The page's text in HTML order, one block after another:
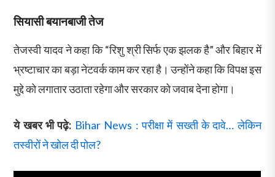
सियासी बयानबाजी तेज
तेजस्वी यादव ने कहा कि “रिशु श्री सिर्फ एक झलक है” और बिहार में
भ्रष्टाचार का बड़ा नेटवर्क काम कर रहा है। उन्होंने कहा कि विपक्ष इस
मुद्दे को लगातार उठाता रहेगा और सरकार को जवाब देना होगा।
ये खबर भी पढ़े: Bihar News : परीक्षा में सख्ती के दावे… लेकिन
तस्वीरों ने खोल दी पोल?